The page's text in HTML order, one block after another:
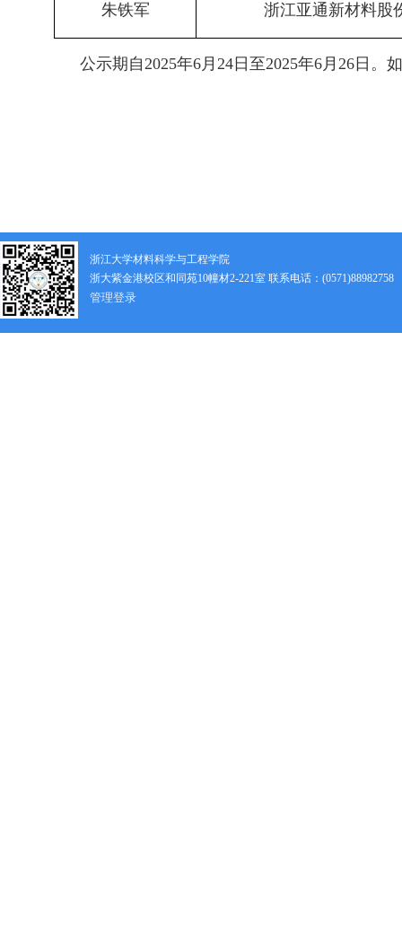
朱铁军 浙江亚通新材料股
公示期自 2025年6 月 24日至2025年6 月 26日。
浙江大学材料科学与工程学院
浙大紫金港校区和同苑10幢材2-221室 联系电话：(0571)88982758
管理登录